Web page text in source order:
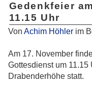
Gedenkfeier
11.15 Uhr
Von Achim Höhler im
Am 17. November
Gottesdienst um
Drabenderhöhe statt.